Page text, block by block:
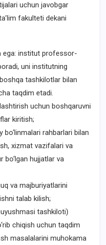
uchun javobgar
fakulteti dekani
institut professor-
uni institutning
tashkilotlar bilan
taqdim etadi.
uchun boshqaruvni
kiritish;
rahbarlari bilan
xizmat vazifalari va
bo‘lgan hujjatlar va
va majburiyatlarini
talab kilish;
tashkiloti)
chiqish uchun taqdim
masalalarini muhokama